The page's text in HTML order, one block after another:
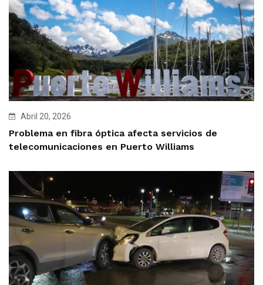
Abril 20, 2026
Problema en fibra óptica afecta servicios de
telecomunicaciones en Puerto Williams